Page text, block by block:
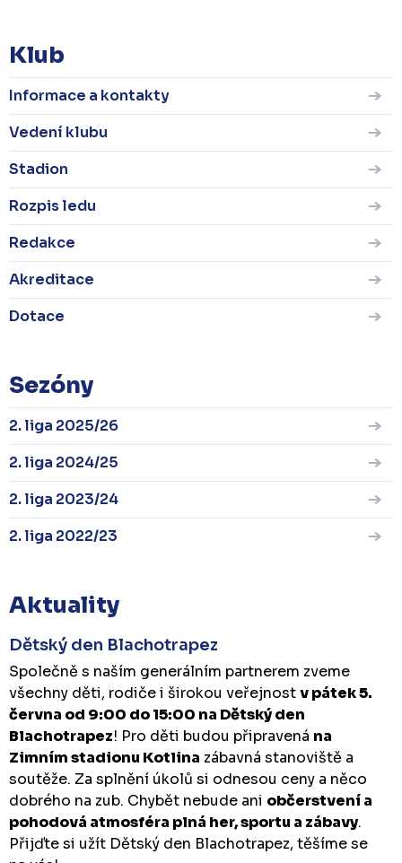
Klub
Informace a kontakty
Vedení klubu
Stadion
Rozpis ledu
Redakce
Akreditace
Dotace
Sezóny
2. liga 2025/26
2. liga 2024/25
2. liga 2023/24
2. liga 2022/23
Aktuality
Dětský den Blachotrapez
Společně s naším generálním partnerem zveme
všechny děti, rodiče i širokou veřejnostv pátek 5.
června od 9:00 do 15:00 na Dětský den
Blachotrapez! Pro děti budou připravená na
Zimním stadionu Kotlina zábavná stanoviště a
soutěže. Za splnění úkolů si odnesou ceny a něco
dobrého na zub. Chybět nebude ani občerstvení a
pohodová atmosféra plná her, sportu a zábavy.
Přijďte si užít Dětský den Blachotrapez, těšíme se